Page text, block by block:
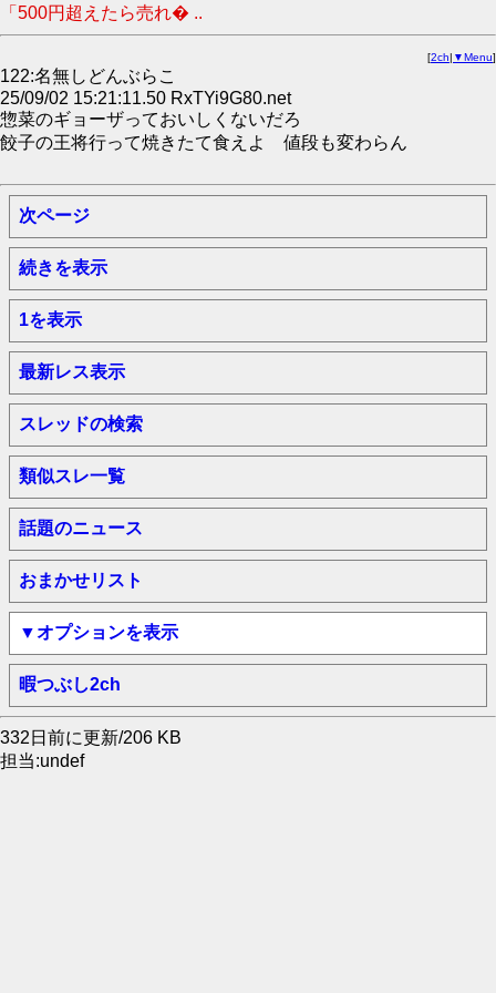
「500円超えたら売れ� ..
[2ch| ▼Menu]
122:名無しどんぶらこ
25/09/02 15:21:11.50 RxTYi9G80.net
惣菜のギョーザっておいしくないだろ
餃子の王将行って焼きたて食えよ 値段も変わらん
次ページ
続きを表示
1を表示
最新レス表示
スレッドの検索
類似スレ一覧
話題のニュース
おまかせリスト
▼オプションを表示
暇つぶし2ch
332日前に更新/206 KB
担当:undef